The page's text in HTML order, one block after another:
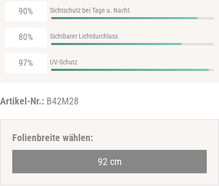
90% Sichtschutz bei Tage u. Nacht.
80% Sichtbarer Lichtdurchlass
97% UV-Schutz
Artikel-Nr.: B42M28
Folienbreite wählen:
92 cm
Ihr